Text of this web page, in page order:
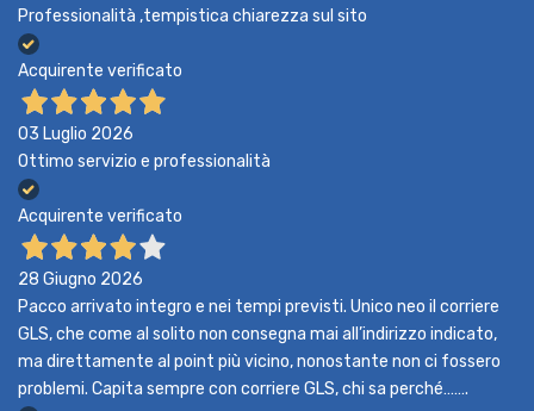
Professionalità ,tempistica chiarezza sul sito
Acquirente verificato
03 Luglio 2026
Ottimo servizio e professionalità
Acquirente verificato
28 Giugno 2026
Pacco arrivato integro e nei tempi previsti. Unico neo il corriere
GLS, che come al solito non consegna mai all’indirizzo indicato,
ma direttamente al point più vicino, nonostante non ci fossero
problemi. Capita sempre con corriere GLS, chi sa perché…….